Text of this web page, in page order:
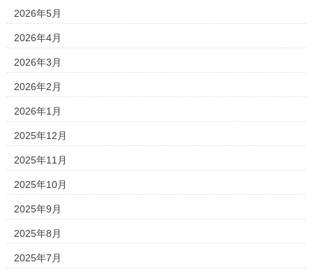
2026年5月
2026年4月
2026年3月
2026年2月
2026年1月
2025年12月
2025年11月
2025年10月
2025年9月
2025年8月
2025年7月